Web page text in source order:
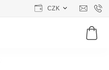
CZK